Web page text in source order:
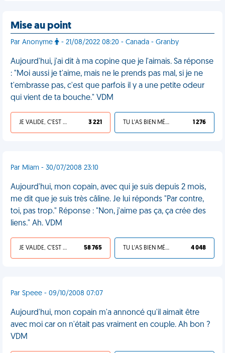
Mise au point
Par Anonyme - 21/08/2022 08:20 - Canada - Granby
Aujourd'hui, j'ai dit à ma copine que je l'aimais. Sa réponse
: "Moi aussi je t'aime, mais ne le prends pas mal, si je ne
t'embrasse pas, c'est que parfois il y a une petite odeur
qui vient de ta bouche." VDM
JE VALIDE, C'EST UNE VDM 3 221 TU L'AS BIEN MÉRITÉ 1 276
Par Miam - 30/07/2008 23:10
Aujourd'hui, mon copain, avec qui je suis depuis 2 mois,
me dit que je suis très câline. Je lui réponds "Par contre,
toi, pas trop." Réponse : "Non, j'aime pas ça, ça crée des
liens." Ah. VDM
JE VALIDE, C'EST UNE VDM 58 765 TU L'AS BIEN MÉRITÉ 4 048
Par Speee - 09/10/2008 07:07
Aujourd'hui, mon copain m'a annoncé qu'il aimait être
avec moi car on n'était pas vraiment en couple. Ah bon ?
VDM